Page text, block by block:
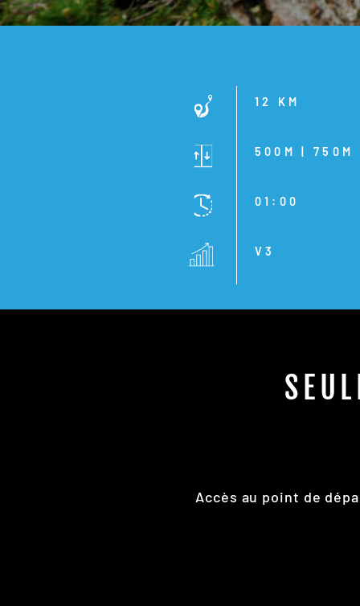
12 KM
500M | 750M
01:00
V3
Accès au point de